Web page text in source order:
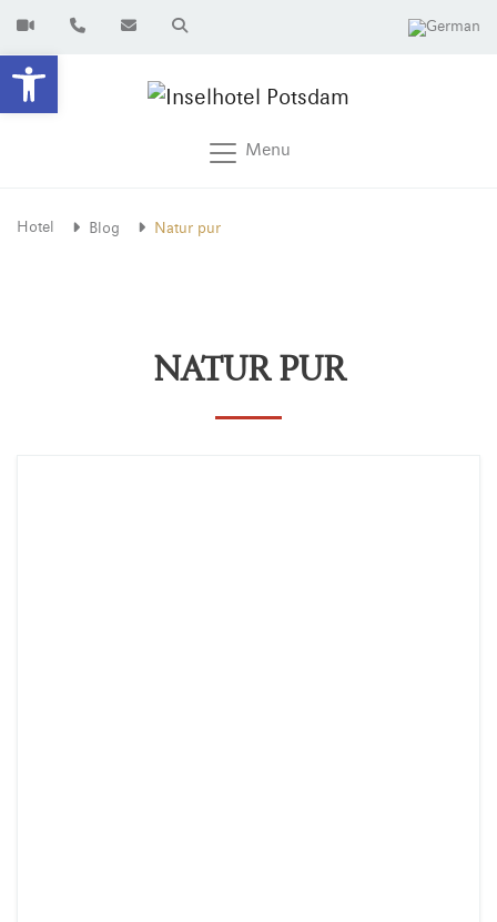
Open toolbar
Menu
Hotel Blog Natur pur
NATUR PUR